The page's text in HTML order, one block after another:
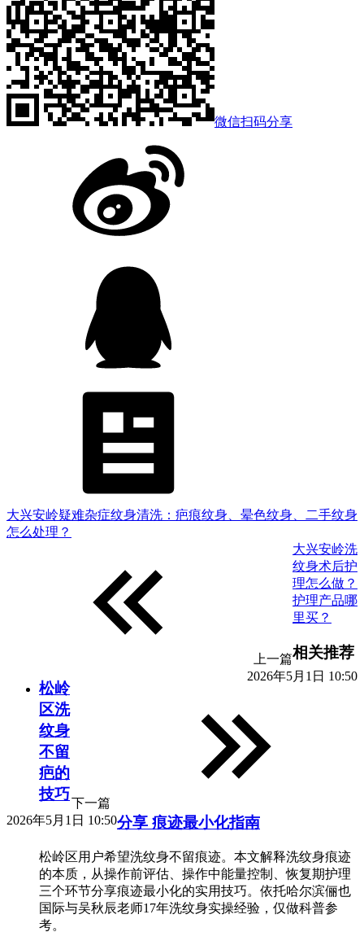
微信扫码分享
大兴安岭疑难杂症纹身清洗：疤痕纹身、晕色纹身、二手纹身
怎么处理？
上一篇
2026年5月1日 10:50
大兴安岭洗
纹身术后护
理怎么做？
护理产品哪
里买？
下一篇
2026年5月1日 10:50
相关推荐
松岭
区洗
纹身
不留
疤的
技巧
分享 痕迹最小化指南
松岭区用户希望洗纹身不留痕迹。本文解释洗纹身痕迹
的本质，从操作前评估、操作中能量控制、恢复期护理
三个环节分享痕迹最小化的实用技巧。依托哈尔滨俪也
国际与吴秋辰老师17年洗纹身实操经验，仅做科普参
考。